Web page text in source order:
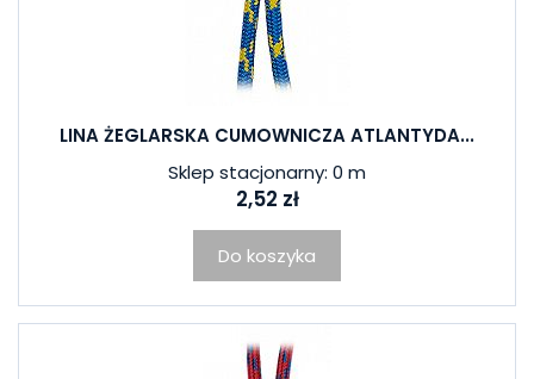
LINA ŻEGLARSKA CUMOWNICZA ATLANTYDA...
Sklep stacjonarny: 0 m
2,52 zł
Do koszyka